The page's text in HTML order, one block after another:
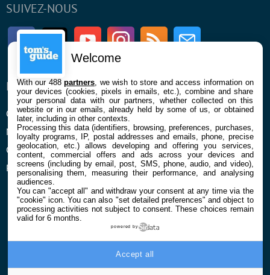
SUIVEZ-NOUS
FacebookTwitter Youtube InstagramRSS Newsletter
ENTREPRISE
Qui sommes nous
Mentions légales et CGU
Confidentialité et Cookies
Préférences cookies
À PROPOS
La rédaction
Contact
Welcome
With our 488partners , we wish to store and access information on
your devices (cookies, pixels in emails, etc.), combine and share
your personal data with our partners, whether collected on this
website or in our emails, already held by some of us, or obtained
later, including in other contexts.
Processing this data (identifiers, browsing, preferences, purchases,
loyalty programs, IP, postal addresses and emails, phone, precise
geolocation, etc.) allows developing and offering you services,
content, commercial offers and ads across your devices and
screens (including by email, post, SMS, phone, audio, and video),
personalising them, measuring their performance, and analysing
audiences.
You can "accept all" and withdraw your consent at any time via the
"cookie" icon. You can also "set detailed preferences" and object to
processing activities not subject to consent. These choices remain
valid for 6 months.
powered by
Accept all